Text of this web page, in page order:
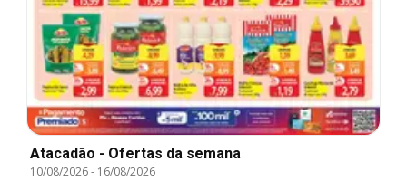
Atacadão - Ofertas da semana
10/08/2026- 16/08/2026